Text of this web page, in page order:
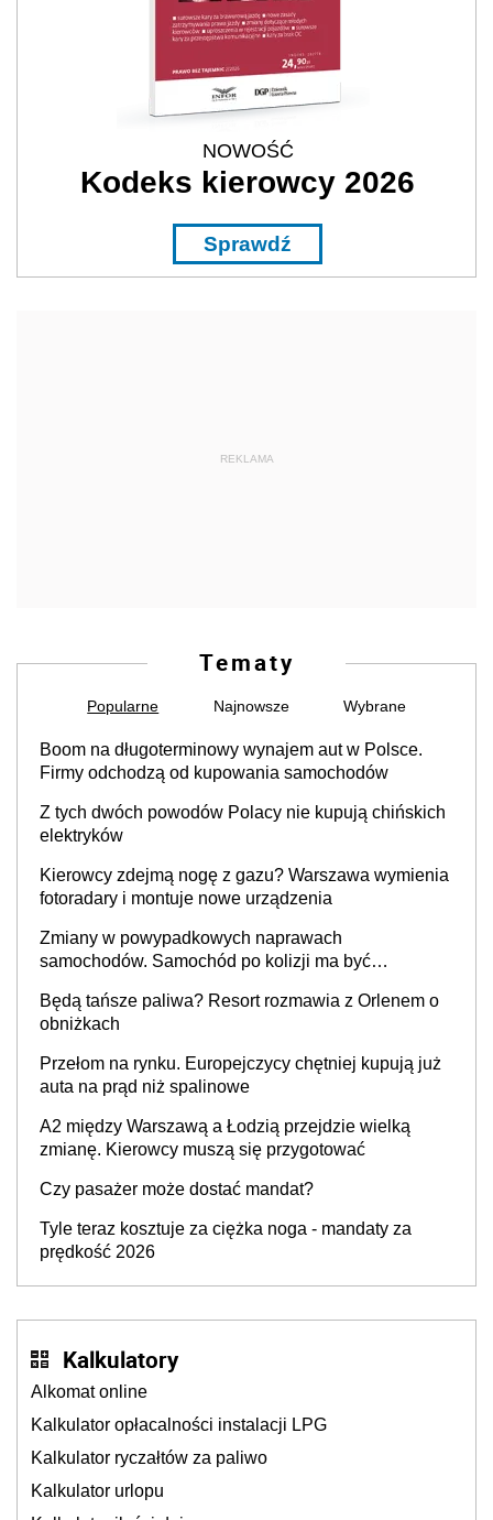
NOWOŚĆ
Kodeks kierowcy 2026
Sprawdź
REKLAMA
Tematy
Popularne Najnowsze Wybrane
Boom na długoterminowy wynajem aut w Polsce.
Firmy odchodzą od kupowania samochodów
Z tych dwóch powodów Polacy nie kupują chińskich
elektryków
Kierowcy zdejmą nogę z gazu? Warszawa wymienia
fotoradary i montuje nowe urządzenia
Zmiany w powypadkowych naprawach
samochodów. Samochód po kolizji ma być
producenta
Będą tańsze paliwa? Resort rozmawia z Orlenem o
obniżkach
Przełom na rynku. Europejczycy chętniej kupują już
auta na prąd niż spalinowe
A2 między Warszawą a Łodzią przejdzie wielką
zmianę. Kierowcy muszą się przygotować
Czy pasażer może dostać mandat?
Tyle teraz kosztuje za ciężka noga - mandaty za
prędkość 2026
Kalkulatory
Alkomat online
Kalkulator opłacalności instalacji LPG
Kalkulator ryczałtów za paliwo
Kalkulator urlopu